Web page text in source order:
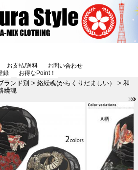
お支払/送料
お問い合わせ
録 お得なPoint！
ランド別 > 絡繰魂(からくりだましい）
> 和
繰魂